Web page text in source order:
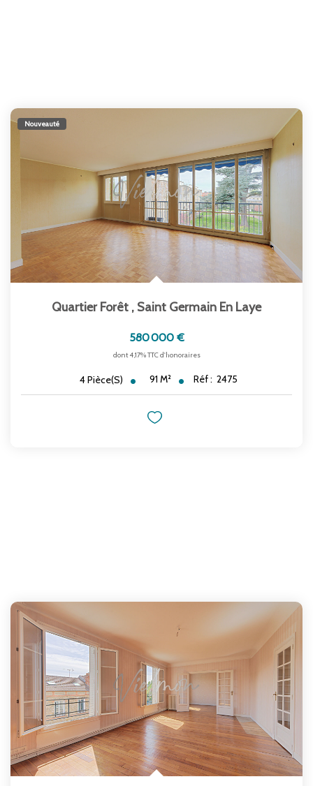
Nouveauté
Quartier Forêt , Saint Germain En Laye
580 000 €
dont 4,17% TTC d'honoraires
4Pièce(s) 91 M² Réf : 2475